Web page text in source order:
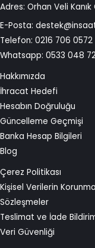
Adres: Orhan Veli
E-Posta:
Telefon: 0216 706 0572
Whatsapp: 0533 048
Hakkımızda
İhracat Hedefi
Hesabın Doğruluğu
Güncelleme Geçmişi
Banka Hesap Bilgileri
Blog
Çerez Politikası
Kişisel Verilerin
Sözleşmeler
Teslimat ve İade
Veri Güvenliği